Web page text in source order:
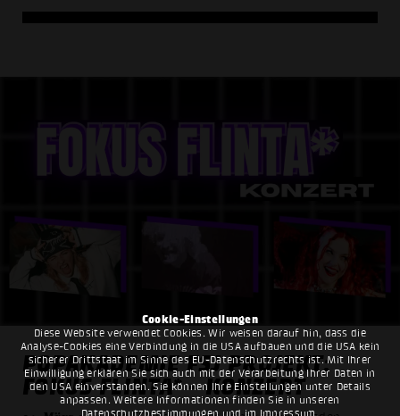
Cookie-Einstellungen
Diese Website verwendet Cookies. Wir weisen darauf hin, dass die
Analyse-Cookies eine Verbindung in die USA aufbauen und die USA kein
sicherer Drittstaat im Sinne des EU-Datenschutzrechts ist. Mit Ihrer
Einwilligung erklären Sie sich auch mit der Verarbeitung Ihrer Daten in
den USA einverstanden. Sie können Ihre Einstellungen unter Details
anpassen. Weitere Informationen finden Sie in unseren
Datenschutzbestimmungen und im Impressum.
POPAKADEMIE FSJ PROJEKT:
FOKUS FLINTA* - KONZERT